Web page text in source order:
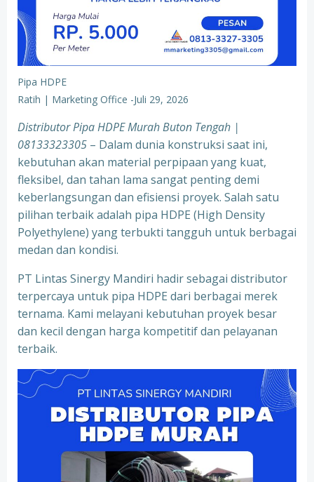
Pipa HDPE
Ratih | Marketing Office -Juli 29, 2026
Distributor Pipa HDPE Murah Buton Tengah |
08133323305 – Dalam dunia konstruksi saat ini,
kebutuhan akan material perpipaan yang kuat,
fleksibel, dan tahan lama sangat penting demi
keberlangsungan dan efisiensi proyek. Salah satu
pilihan terbaik adalah pipa HDPE (High Density
Polyethylene) yang terbukti tangguh untuk berbagai
medan dan kondisi.
PT Lintas Sinergy Mandiri hadir sebagai distributor
terpercaya untuk pipa HDPE dari berbagai merek
ternama. Kami melayani kebutuhan proyek besar
dan kecil dengan harga kompetitif dan pelayanan
terbaik.